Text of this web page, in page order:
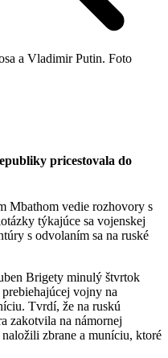
a Vladimir Putin. Foto
pricestovala do
Mbathom vedie rozhovory s
týkajúce sa vojenskej
s odvolaním sa na ruské
Brigety minulý štvrtok
vojny na
Tvrdí, že na ruskú
zakotvila na námornej
zbrane a muníciu, ktoré